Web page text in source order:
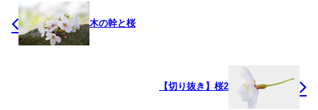
木の幹と桜
【切り抜き】桜2